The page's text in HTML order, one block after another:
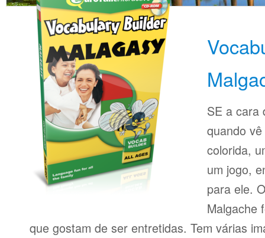
SE a cara
quando
colorida,
um jogo,
para ele.
Malgache
que gostam de ser entretidas. Tem várias